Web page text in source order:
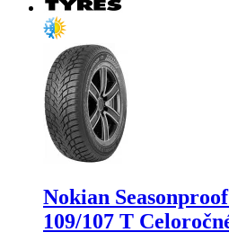
Nokian
109/107 T